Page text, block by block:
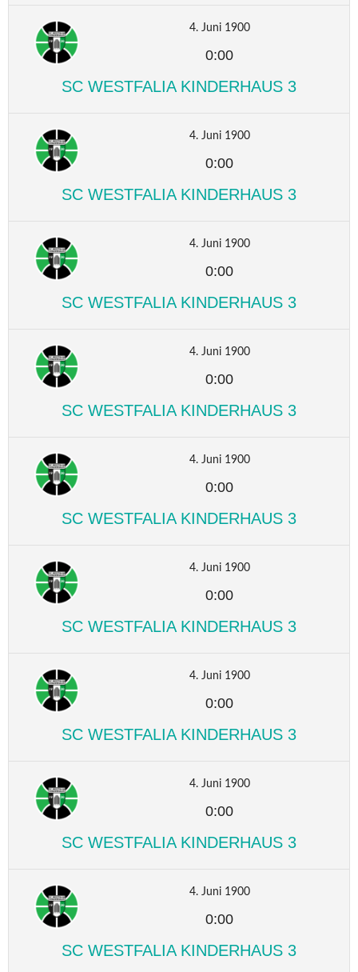
4. Juni 1900
0:00
SC WESTFALIA KINDERHAUS 3
4. Juni 1900
0:00
SC WESTFALIA KINDERHAUS 3
4. Juni 1900
0:00
SC WESTFALIA KINDERHAUS 3
4. Juni 1900
0:00
SC WESTFALIA KINDERHAUS 3
4. Juni 1900
0:00
SC WESTFALIA KINDERHAUS 3
4. Juni 1900
0:00
SC WESTFALIA KINDERHAUS 3
4. Juni 1900
0:00
SC WESTFALIA KINDERHAUS 3
4. Juni 1900
0:00
SC WESTFALIA KINDERHAUS 3
4. Juni 1900
0:00
SC WESTFALIA KINDERHAUS 3